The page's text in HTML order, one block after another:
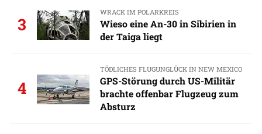
3
WRACK IM POLARKREIS
Wieso eine An-30 in Sibirien in
der Taiga liegt
4
TÖDLICHES FLUGUNGLÜCK IN NEW MEXICO
GPS-Störung durch US-Militär
brachte offenbar Flugzeug zum
Absturz